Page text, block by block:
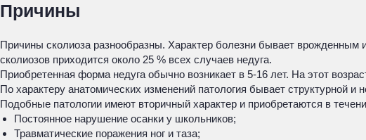
Причины
Причины сколиоза разнообразны. Характер болезни бывает
сколиозов приходится около 25 % всех случаев недуга.
Приобретенная форма недуга обычно возникает в 5-16 лет. На этот
По характеру анатомических изменений патология бывает структурной
Подобные патологии имеют вторичный характер и приобретаются в
Постоянное нарушение осанки у школьников;
Травматические поражения ног и таза;